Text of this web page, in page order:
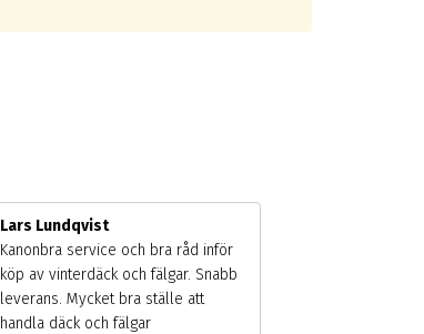
Lars Lundqvist
Kanonbra service och bra råd inför
köp av vinterdäck och fälgar. Snabb
leverans. Mycket bra ställe att
handla däck och fälgar